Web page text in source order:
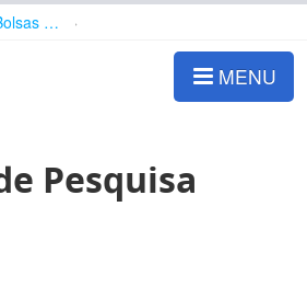
Bolsas e Auxílios Vigentes
MENU
Pesquisa